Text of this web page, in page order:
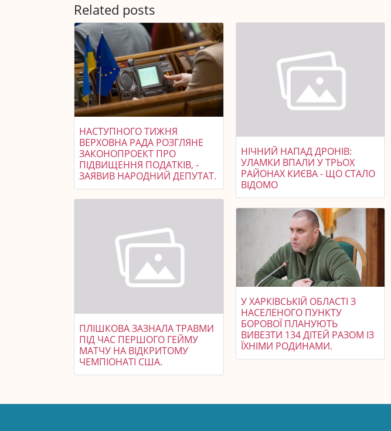
Related posts
НАСТУПНОГО ТИЖНЯ
ВЕРХОВНА РАДА РОЗГЛЯНЕ
ЗАКОНОПРОЕКТ ПРО
ПІДВИЩЕННЯ ПОДАТКІВ, -
ЗАЯВИВ НАРОДНИЙ ДЕПУТАТ.
ПЛІШКОВА ЗАЗНАЛА ТРАВМИ
ПІД ЧАС ПЕРШОГО ГЕЙМУ
МАТЧУ НА ВІДКРИТОМУ
ЧЕМПІОНАТІ США.
НІЧНИЙ НАПАД ДРОНІВ:
УЛАМКИ ВПАЛИ У ТРЬОХ
РАЙОНАХ КИЄВА - ЩО СТАЛО
ВІДОМО
У ХАРКІВСЬКІЙ ОБЛАСТІ З
НАСЕЛЕНОГО ПУНКТУ
БОРОВОЇ ПЛАНУЮТЬ
ВИВЕЗТИ 134 ДІТЕЙ РАЗОМ ІЗ
ЇХНІМИ РОДИНАМИ.